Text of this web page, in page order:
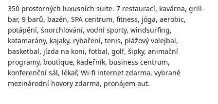
350 prostorných luxusních suite. 7 restaurací, kavárna, grill-
bar, 9 barů, bazén, SPA centrum, fitness, jóga, aerobic,
potápění, šnorchlování, vodní sporty, windsurfing,
katamarány, kajaky, rybaření, tenis, plážový volejbal,
basketbal, jízda na koni, fotbal, golf, šipky, animační
programy, boutique, kadeřník, business centrum,
konferenční sál, lékař, Wi-fi internet zdarma, vybrané
mezinárodní hovory zdarma, pronájem aut.